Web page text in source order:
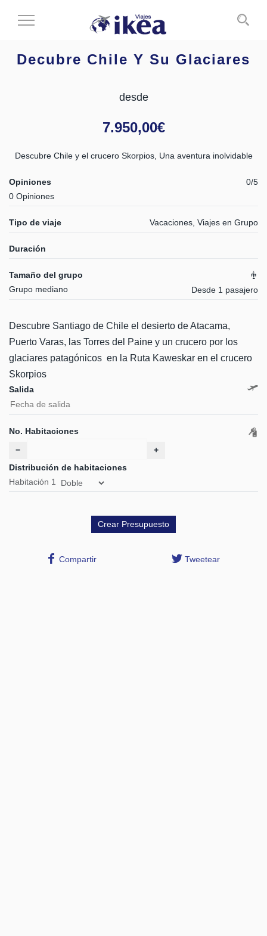
Cambiar
de
Decubre Chile Y Su Glaciares
desde
7.950,00€
Descubre Chile y el crucero Skorpios, Una aventura inolvidable
Opiniones
0 Opiniones
0/5
Tipo de viaje Vacaciones, Viajes en Grupo
Duración
Tamaño del grupo
Grupo mediano
Desde 1 pasajero
Descubre Santiago de Chile el desierto de Atacama,
Puerto Varas, las Torres del Paine y un crucero por los
glaciares patagónicos en la Ruta Kaweskar en el crucero
Skorpios
Salida
No. Habitaciones
−
+
Distribución de habitaciones
Habitación 1
Compartir Tweetear